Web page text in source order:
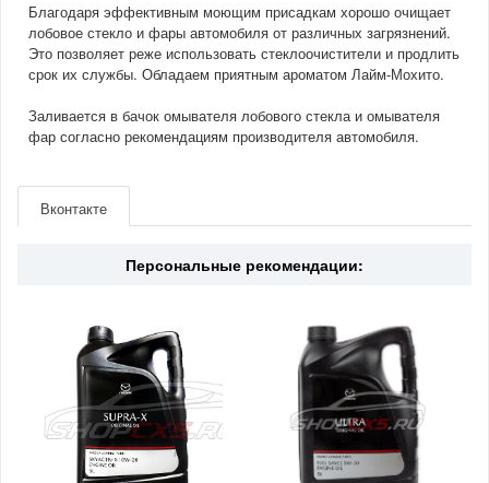
Благодаря эффективным моющим присадкам хорошо очищает
лобовое стекло и фары автомобиля от различных загрязнений.
Это позволяет реже использовать стеклоочистители и продлить
срок их службы. Обладаем приятным ароматом Лайм-Мохито.
Заливается в бачок омывателя лобового стекла и омывателя
фар согласно рекомендациям производителя автомобиля.
Страна Германия
Вконтакте
Персональные рекомендации: